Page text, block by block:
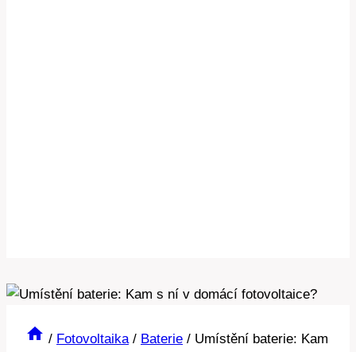
/ Fotovoltaika / Baterie / Umístění baterie: Kam